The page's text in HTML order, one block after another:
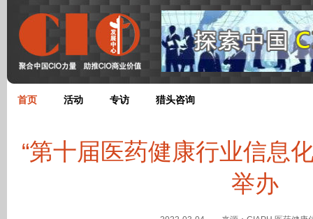
首页 活动 专访 猎头咨询
“第十届医药健康行业信息
举办